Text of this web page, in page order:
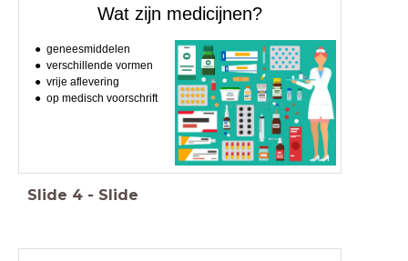
Wat zijn medicijnen?
geneesmiddelen
verschillende vormen
vrije aflevering
op medisch voorschrift
Slide 4 - Slide